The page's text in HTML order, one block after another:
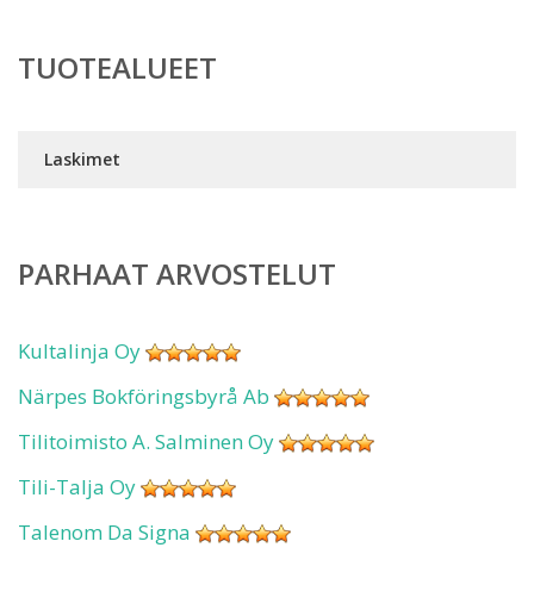
TUOTEALUEET
Laskimet
PARHAAT ARVOSTELUT
Kultalinja Oy
Närpes Bokföringsbyrå Ab
Tilitoimisto A. Salminen Oy
Tili-Talja Oy
Talenom Da Signa